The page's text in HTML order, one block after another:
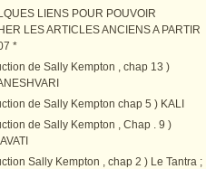
LIENS POUR POUVOIR
LES ARTICLES ANCIENS A PARTIR
*
de Sally Kempton , chap 13 )
de Sally Kempton chap 5 ) KALI
de Sally Kempton , Chap . 9 )
Sally Kempton , chap 2 ) Le Tantra ;